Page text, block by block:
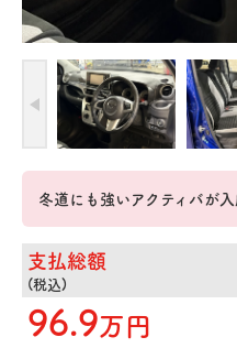
冬道にも強いアクティバが入
支払総額
(税込)
96.9万円